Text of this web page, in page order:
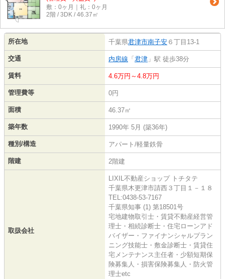
敷：0ヶ月｜礼：0ヶ月
2階 / 3DK / 46.37㎡
所在地 千葉県君津市南子安 ６丁目13-1
交通 内房線 「 君津 」駅 徒歩38分
賃料 4.6万円～4.8万円
管理費等 0円
面積 46.37㎡
築年数 1990年 5月 (築36年)
種別/構造 アパート/軽量鉄骨
階建 2階建
取扱会社
LIXIL不動産ショップ トチタテ
千葉県木更津市請西３丁目１－１８
TEL:0438-53-7167
千葉県知事 (1) 第18501号
宅地建物取引士・賃貸不動産経営管
理士・相続診断士・住宅ローンアド
バイザー・ファイナンシャルプラン
ニング技能士・敷金診断士・賃貸住
宅メンテナンス主任者・少額短期保
険募集人・損害保険募集人・防火管
理士etc